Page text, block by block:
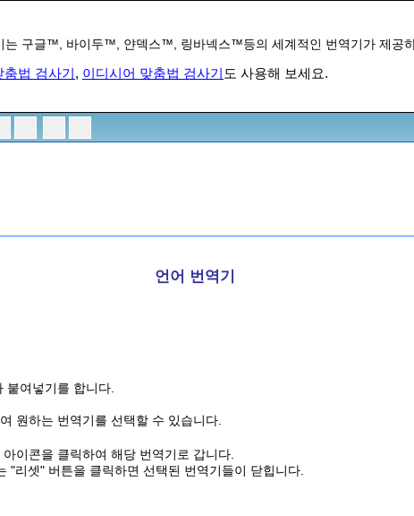
는 구글™, 바이두™, 얀덱스™, 링바넥스™등의 세계적인 번역기가 제공
춤법 검사기, 이디시어 맞춤법 검사기 도 사용해 보세요.